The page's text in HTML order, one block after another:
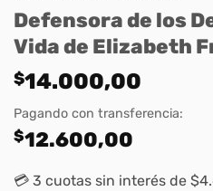
Defensora de los
Vida de Elizabeth
$14.000,00
Pagando con transferencia:
$12.600,00
💳 3 cuotas sin interés de